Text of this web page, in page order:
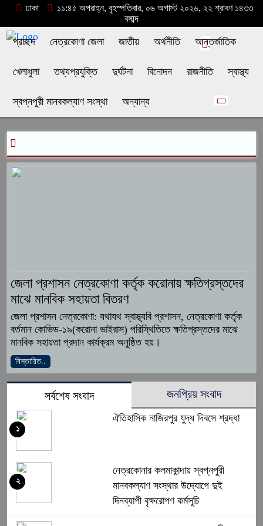
ঢাকা
১১:৪৫ অপরাহ্ন, বৃহস্পতিবার, ০৬ অগাস্ট ২০২৬, ২২ শ্রাবণ ১৪৩৩
বঙ্গাব্দ
প্রচ্ছদ নেত্রকোণা জেলা জাতীয় অর্থনীতি আন্তর্জাতিক
খেলাধুলা তথ্যপ্রযুক্তি দুর্ঘটনা বিনোদন রাজনীতি স্বাস্থ্য
স্বপ্নপুরী মানবকল্যাণ সংস্থা অন্যান্য
জেলা প্রশাসন নেত্রকোণা কর্তৃক করোনায় ক্ষতিগ্রস্তদের
মাঝে মানবিক সহায়তা বিতরণ
জেলা প্রশাসন নেত্রকোণা: যথাযথ স্বাস্থ্যবি প্রশাসন, নেত্রকোণা কর্তৃক
বর্তমান কোভিড-১৯(করোনা ভাইরাস) পরিস্থিতিতে ক্ষতিগ্রস্তদের মাঝে
মানবিক সহায়তা প্রদান কার্যক্রম অনুষ্ঠিত হয়।
বিস্তারিত..
সর্বশেষ সংবাদ জনপ্রিয় সংবাদ
ঐতিহাসিক নাজিরপুর যুদ্ধ দিবসে শ্রদ্ধা
১
নেত্রকোনার কলমাকান্দায় স্বপ্নপুরী
মানবকল্যাণ সংস্থার উদ্যোগে দুই
দিনব্যাপী বৃক্ষরোপণ কর্মসূচি
২